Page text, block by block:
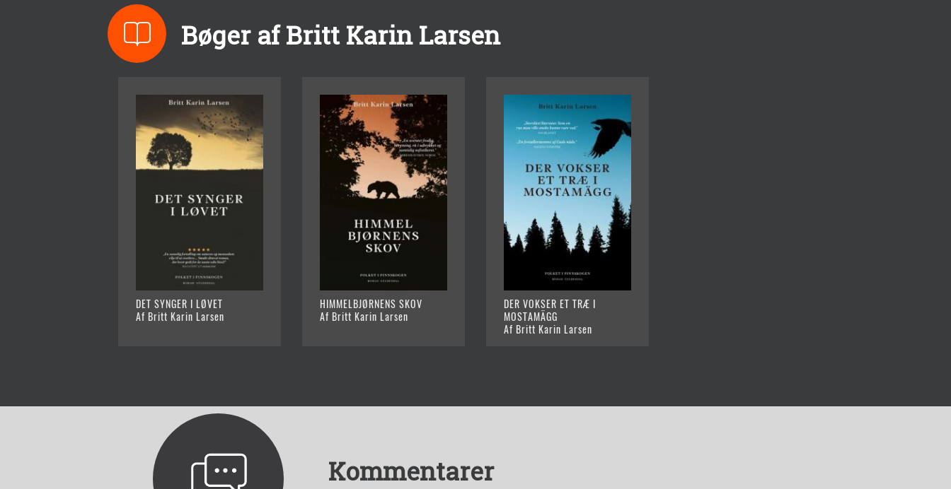
Bøger af Britt Karin Larsen
DET SYNGER I LØVET
Af Britt Karin Larsen
HIMMELBJØRNENS SKOV
Af Britt Karin Larsen
DER VOKSER ET TRÆ I
MOSTAMÄGG
Af Britt Karin Larsen
Kommentarer